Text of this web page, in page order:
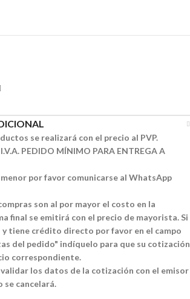
se realizará con el precio al PVP.
PEDIDO MÍNIMO PARA ENTREGA A
por favor comunicarse al WhatsApp
son al por mayor el costo en la
final se emitirá con el precio de mayorista. Si
tiene crédito directo por favor en el campo
del pedido" indíquelo para que su cotización
correspondiente.
validar los datos de la cotización con el emisor
se cancelará.